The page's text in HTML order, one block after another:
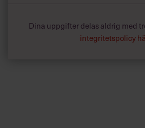
Dina uppgifter delas aldrig med
integritetspolicy